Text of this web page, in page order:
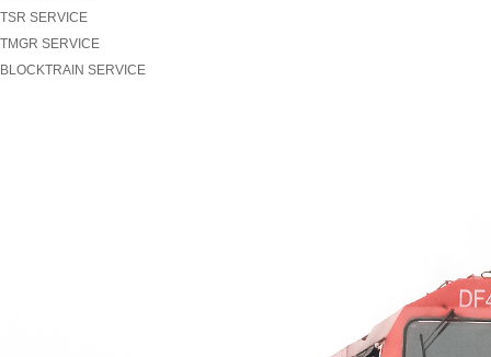
TSR SERVICE
TMGR SERVICE
BLOCKTRAIN SERVICE